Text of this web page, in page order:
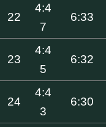
22
4:4
7
6:33
23
4:4
5
6:32
24
4:4
3
6:30